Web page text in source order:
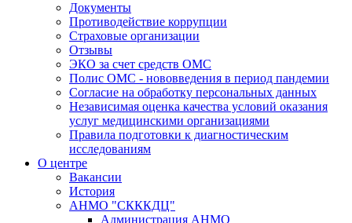
Документы
Противодействие коррупции
Страховые организации
Отзывы
ЭКО за счет средств ОМС
Полис ОМС - нововведения в период пандемии
Согласие на обработку персональных данных
Независимая оценка качества условий оказания
услуг медицинскими организациями
Правила подготовки к диагностическим
исследованиям
О центре
Вакансии
История
АНМО "СКККДЦ"
Администрация АНМО